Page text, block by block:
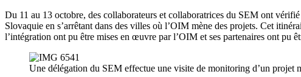
Du 11 au 13 octobre, des collaborateurs et collaboratrices du SEM ont
Slovaquie en s’arrêtant dans des villes où l’OIM mène des projets. Cet
l’intégration ont pu être mises en œuvre par l’OIM et ses partenaires ont pu
Une délégation du SEM effectue une visite de monitoring d’un